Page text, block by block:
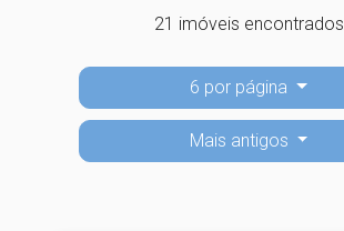
21 imóveis encontrados
6 por página
Mais antigos